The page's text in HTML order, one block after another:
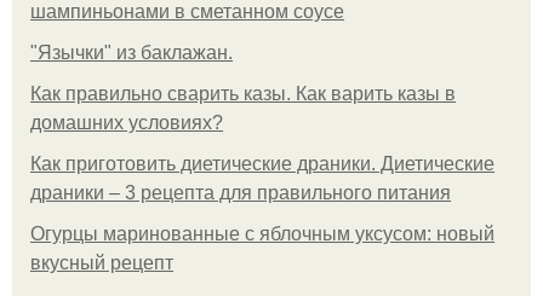
шампиньонами в сметанном соусе
"Язычки" из баклажан.
Как правильно сварить казы. Как варить казы в
домашних условиях?
Как приготовить диетические драники. Диетические
драники – 3 рецепта для правильного питания
Огурцы маринованные с яблочным уксусом: новый
вкусный рецепт